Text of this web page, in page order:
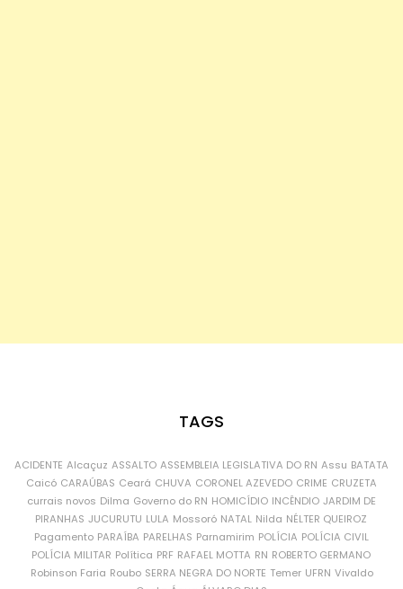
TAGS
ACIDENTE Alcaçuz ASSALTO ASSEMBLEIA LEGISLATIVA DO RN Assu BATATA
Caicó CARAÚBAS Ceará CHUVA CORONEL AZEVEDO CRIME CRUZETA
currais novos Dilma Governo do RN HOMICÍDIO INCÊNDIO JARDIM DE
PIRANHAS JUCURUTU LULA Mossoró NATAL Nilda NÉLTER QUEIROZ
Pagamento PARAÍBA PARELHAS Parnamirim POLÍCIA POLÍCIA CIVIL
POLÍCIA MILITAR Política PRF RAFAEL MOTTA RN ROBERTO GERMANO
Robinson Faria Roubo SERRA NEGRA DO NORTE Temer UFRN Vivaldo